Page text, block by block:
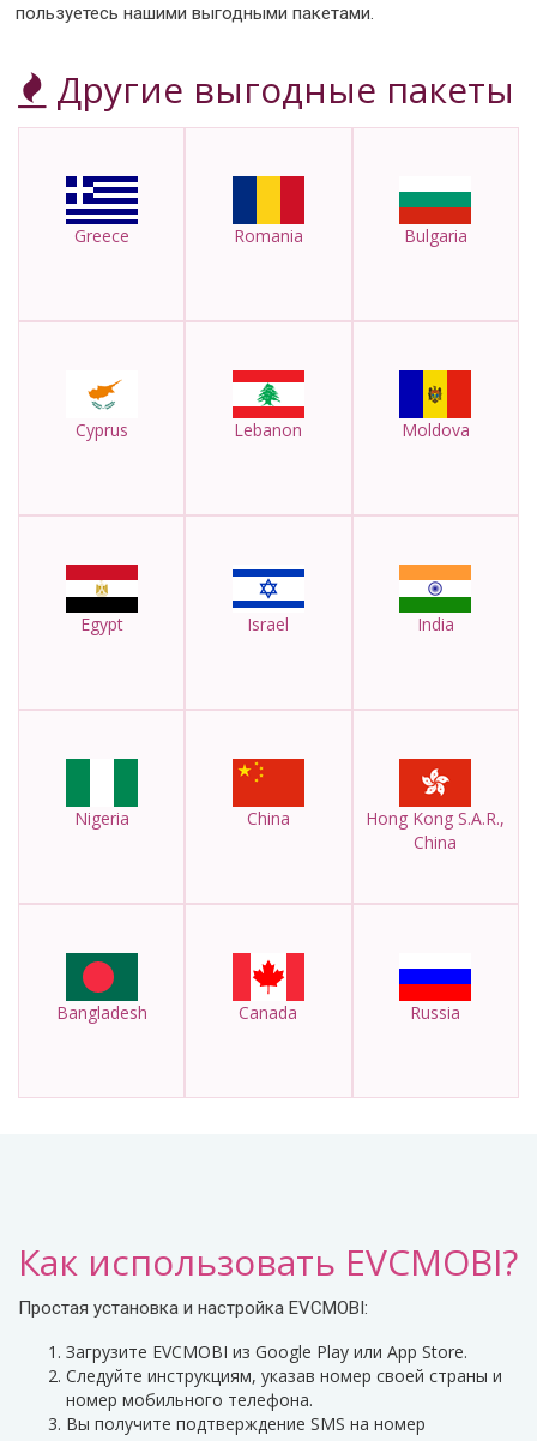
пользуетесь нашими выгодными пакетами.
Другие выгодные пакеты
Greece Romania Bulgaria
Cyprus Lebanon Moldova
Egypt Israel India
Nigeria China
Hong Kong S.A.R.,
China
Bangladesh Canada Russia
Как использовать EVCMOBI?
Простая установка и настройка EVCMOBI:
Загрузите EVCMOBI из Google Play или App Store.
Следуйте инструкциям, указав номер своей страны и
номер мобильного телефона.
Вы получите подтверждение SMS на номер